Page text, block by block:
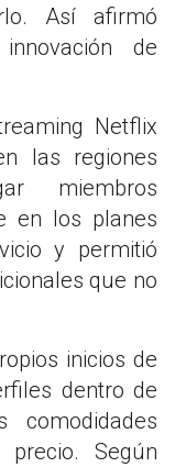
Así afirmó
de
Netflix
las regiones
miembros
en los planes
y permitió
que no
inicios de
dentro de
comodidades
Según